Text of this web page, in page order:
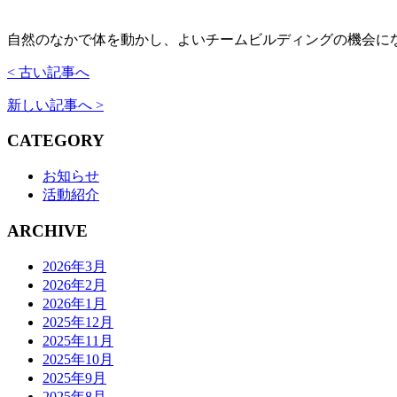
自然のなかで体を動かし、よいチームビルディングの機会に
< 古い記事へ
新しい記事へ >
CATEGORY
お知らせ
活動紹介
ARCHIVE
2026年3月
2026年2月
2026年1月
2025年12月
2025年11月
2025年10月
2025年9月